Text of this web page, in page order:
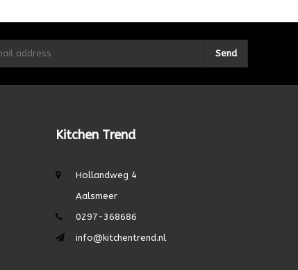
Send
Kitchen Trend
Hollandweg 4
Aalsmeer
0297-368686
info@kitchentrend.nl